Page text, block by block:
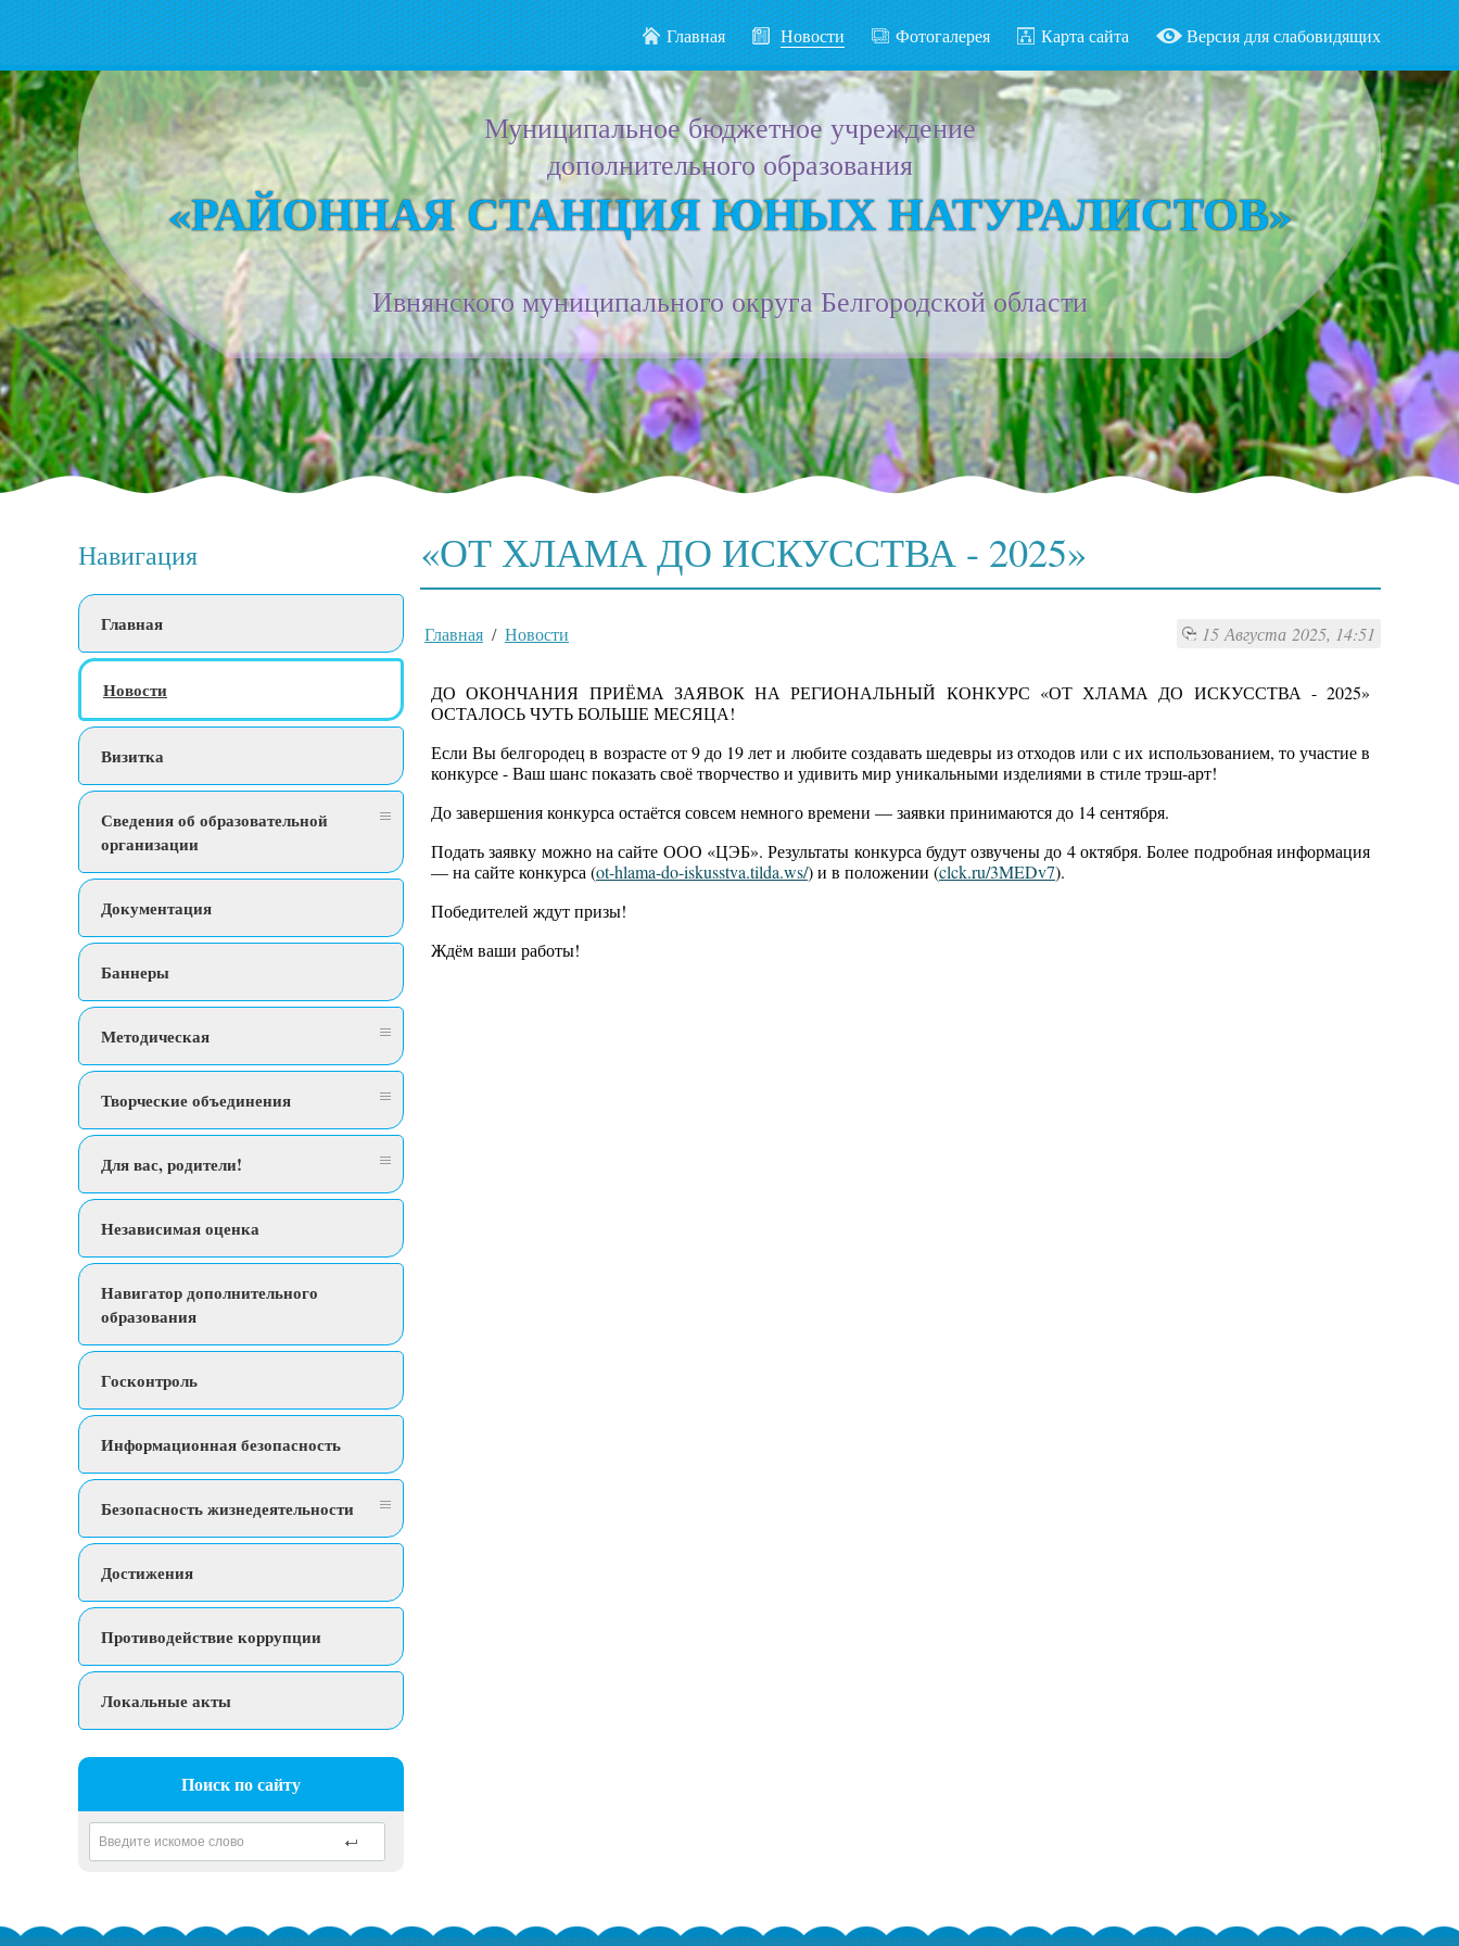
Главная Новости Фотогалерея Карта сайта Версия для слабовидящих
Муниципальное бюджетное учреждение
дополнительного образования
«РАЙОННАЯ СТАНЦИЯ ЮНЫХ НАТУРАЛИСТОВ»
Ивнянского муниципального округа Белгородской области
Навигация
Главная
Новости
Визитка
Сведения об образовательной
организации
Документация
Баннеры
Методическая
Творческие объединения
Для вас, родители!
Независимая оценка
Навигатор дополнительного
образования
Госконтроль
Информационная безопасность
Безопасность жизнедеятельности
Достижения
Противодействие коррупции
Локальные акты
Поиск по сайту
«ОТ ХЛАМА ДО ИСКУССТВА - 2025»
Главная / Новости 15 Августа 2025, 14:51
ДО ОКОНЧАНИЯ ПРИЁМА ЗАЯВОК НА РЕГИОНАЛЬНЫЙ КОНКУРС «ОТ ХЛАМА ДО ИСКУССТВА - 2025»
ОСТАЛОСЬ ЧУТЬ БОЛЬШЕ МЕСЯЦА!
Если Вы белгородец в возрасте от 9 до 19 лет и любите создавать шедевры из отходов или с их использованием, то участие в
конкурсе - Ваш шанс показать своё творчество и удивить мир уникальными изделиями в стиле трэш-арт!
До завершения конкурса остаётся совсем немного времени — заявки принимаются до 14 сентября.
Подать заявку можно на сайте ООО «ЦЭБ». Результаты конкурса будут озвучены до 4 октября. Более подробная информация
— на сайте конкурса (ot-hlama-do-iskusstva.tilda.ws/) и в положении (clck.ru/3MEDv7).
Победителей ждут призы!
Ждём ваши работы!